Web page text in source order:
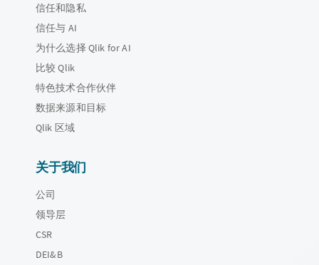
信任和隐私
信任与 AI
为什么选择 Qlik for AI
比较 Qlik
特色技术合作伙伴
数据来源和目标
Qlik 区域
关于我们
公司
领导层
CSR
DEI&B